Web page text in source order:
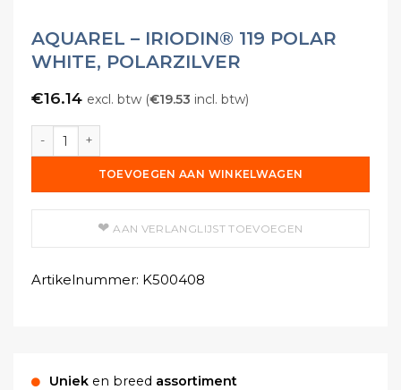
AQUAREL – IRIODIN® 119 POLAR
WHITE, POLARZILVER
€16.14 excl. btw (€19.53 incl. btw)
Aquarel - IRIODIN® 119 Polar White, Polarzilver aantal
TOEVOEGEN AAN WINKELWAGEN
AAN VERLANGLIJST TOEVOEGEN
Artikelnummer: K500408
Uniek en breed assortiment